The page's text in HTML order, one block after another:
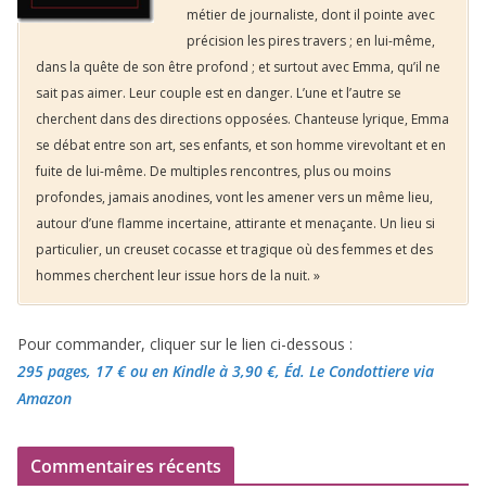
métier de journaliste, dont il pointe avec
précision les pires travers ; en lui-même,
dans la quête de son être profond ; et surtout avec Emma, qu’il ne
sait pas aimer. Leur couple est en danger. L’une et l’autre se
cherchent dans des directions opposées. Chanteuse lyrique, Emma
se débat entre son art, ses enfants, et son homme virevoltant et en
fuite de lui-même. De multiples rencontres, plus ou moins
profondes, jamais anodines, vont les amener vers un même lieu,
autour d’une flamme incertaine, attirante et menaçante. Un lieu si
particulier, un creuset cocasse et tragique où des femmes et des
hommes cherchent leur issue hors de la nuit. »
Pour commander, cliquer sur le lien ci-dessous :
295 pages, 17 €ou en Kindle à 3,90 €, Éd. Le Condottiere via
Amazon
Commentaires récents